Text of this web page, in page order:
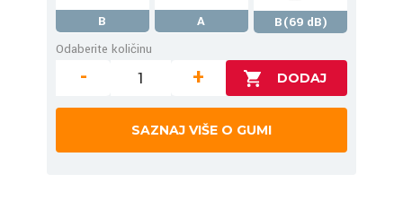
B A
B(69 dB)
Odaberite količinu
- +
SAZNAJ VIŠE O GUMI